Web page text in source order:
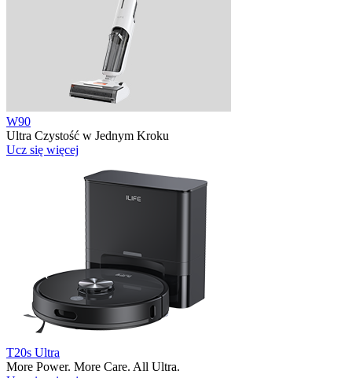
W90
Ultra Czystość w Jednym Kroku
Ucz się więcej
T20s Ultra
More Power. More Care. All Ultra.